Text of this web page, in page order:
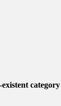
category